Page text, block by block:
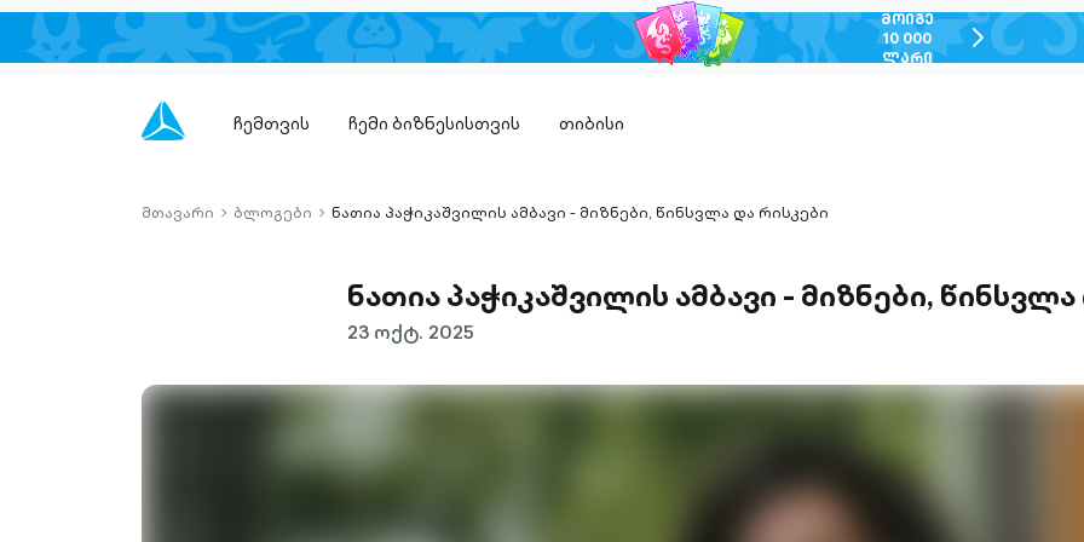
ᲛᲝᲘᲒᲔ
10 000
ᲚᲐᲠᲘ
chevron-
right-
ჩემთვის ჩემი ბიზნესისთვის თიბისი
მთავარი chevron-
ბლოგები chevron-
ნათია პაჭიკაშვილის ამბავი - მიზნები, წინსვლა და რისკები
ნათია პაჭიკაშვილის ამბავი - მიზნები,
23 ოქტ. 2025